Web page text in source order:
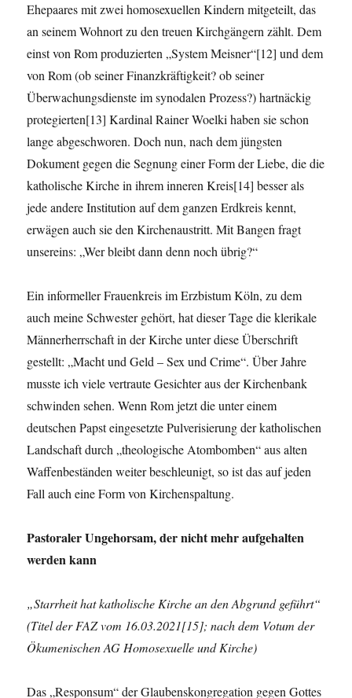
Ehepaares mit zwei homosexuellen Kindern mitgeteilt, das
an seinem Wohnort zu den treuen Kirchgängern zählt. Dem
einst von Rom produzierten „System Meisner“[12] und dem
von Rom (ob seiner Finanzkräftigkeit? ob seiner
Überwachungsdienste im synodalen Prozess?) hartnäckig
protegierten[13] Kardinal Rainer Woelki haben sie schon
lange abgeschworen. Doch nun, nach dem jüngsten
Dokument gegen die Segnung einer Form der Liebe, die die
katholische Kirche in ihrem inneren Kreis[14] besser als
jede andere Institution auf dem ganzen Erdkreis kennt,
erwägen auch sie den Kirchenaustritt. Mit Bangen fragt
unsereins: „Wer bleibt dann denn noch übrig?“
Ein informeller Frauenkreis im Erzbistum Köln, zu dem
auch meine Schwester gehört, hat dieser Tage die klerikale
Männerherrschaft in der Kirche unter diese Überschrift
gestellt: „Macht und Geld – Sex und Crime“. Über Jahre
musste ich viele vertraute Gesichter aus der Kirchenbank
schwinden sehen. Wenn Rom jetzt die unter einem
deutschen Papst eingesetzte Pulverisierung der katholischen
Landschaft durch „theologische Atombomben“ aus alten
Waffenbeständen weiter beschleunigt, so ist das auf jeden
Fall auch eine Form von Kirchenspaltung.
Pastoraler Ungehorsam, der nicht mehr aufgehalten
werden kann
„Starrheit hat katholische Kirche an den Abgrund geführt“
(Titel der FAZ vom 16.03.2021[15]; nach dem Votum der
Ökumenischen AG Homosexuelle und Kirche)
Das „Responsum“ der Glaubenskongregation gegen Gottes